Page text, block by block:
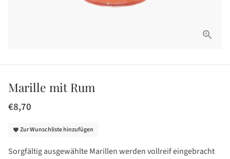
Marille mit Rum
€8,70
favorite Zur Wunschliste hinzufügen
Sorgfältig ausgewählte Marillen werden vollreif eingebracht